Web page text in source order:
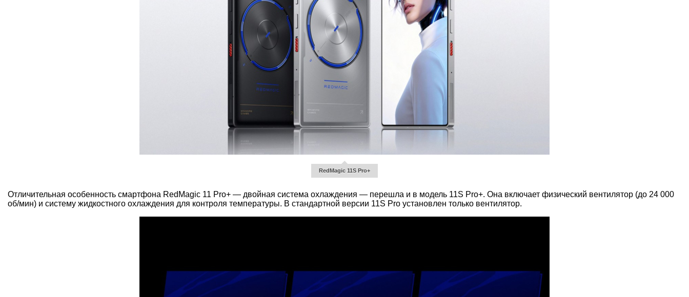
RedMagic 11S Pro+
Отличительная особенность смартфона RedMagic 11 Pro+ — двойная система охлаждения — перешла и в модель 11S Pro+. Она включает физический вентилятор (до 24 000
об/мин) и систему жидкостного охлаждения для контроля температуры. В стандартной версии 11S Pro установлен только вентилятор.